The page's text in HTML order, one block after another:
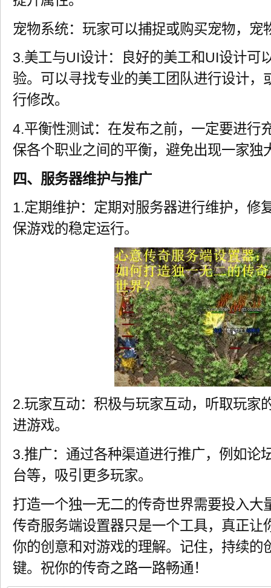
宠物系统：玩家可以捕捉或购买宠物，宠
3.美工与UI设计：良好的美工和UI设计可
验。可以寻找专业的美工团队进行设计，
行修改。
4.平衡性测试：在发布之前，一定要进行
保各个职业之间的平衡，避免出现一家独
四、服务器维护与推广
1.定期维护：定期对服务器进行维护，修
保游戏的稳定运行。
2.玩家互动：积极与玩家互动，听取玩家
进游戏。
3.推广：通过各种渠道进行推广，例如论
台等，吸引更多玩家。
打造一个独一无二的传奇世界需要投入大
传奇服务端设置器只是一个工具，真正让
你的创意和对游戏的理解。记住，持续的
键。祝你的传奇之路一路畅通！